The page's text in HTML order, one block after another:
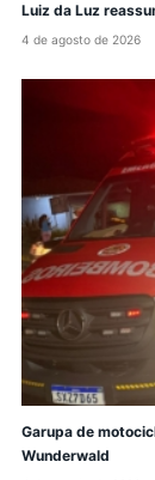
Luiz da Luz
4 de agosto de 2026
Garupa de
Wunderwald